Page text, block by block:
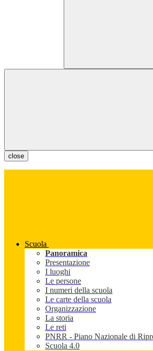
close
Scuola
Panoramica
Presentazione
I luoghi
Le persone
I numeri della scuola
Le carte della scuola
Organizzazione
La storia
Le reti
PNRR - Piano Nazionale di
Scuola 4.0